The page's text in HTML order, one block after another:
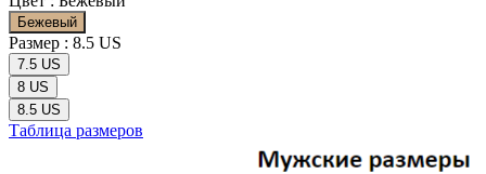
Бежевый
Размер : 8.5 US
7.5 US
8 US
8.5 US
Таблица размеров